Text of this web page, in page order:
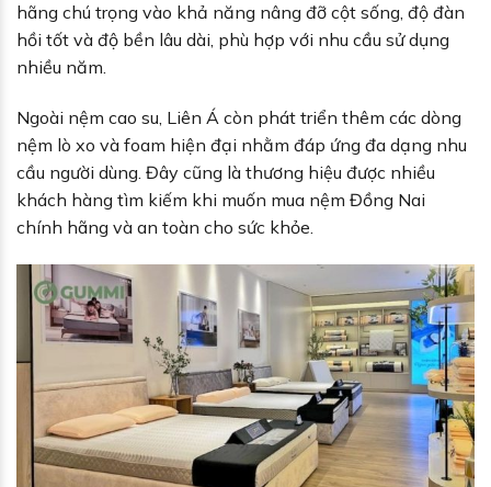
hãng chú trọng vào khả năng nâng đỡ cột sống, độ đàn
hồi tốt và độ bền lâu dài, phù hợp với nhu cầu sử dụng
nhiều năm.
Ngoài nệm cao su, Liên Á còn phát triển thêm các dòng
nệm lò xo và foam hiện đại nhằm đáp ứng đa dạng nhu
cầu người dùng. Đây cũng là thương hiệu được nhiều
khách hàng tìm kiếm khi muốn mua nệm Đồng Nai
chính hãng và an toàn cho sức khỏe.